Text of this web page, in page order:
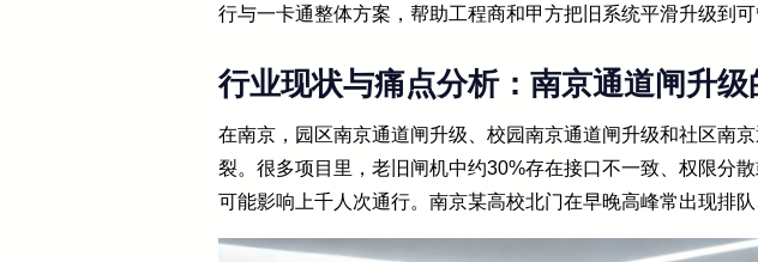
行与一卡通整体方案，帮助工程商和甲方把旧系统平滑升级到可
行业现状与痛点分析：南京通道闸升
在南京，园区南京通道闸升级、校园南京通道闸升级和社区南
裂。很多项目里，老旧闸机中约30%存在接口不一致、权限分
可能影响上千人次通行。南京某高校北门在早晚高峰常出现排队